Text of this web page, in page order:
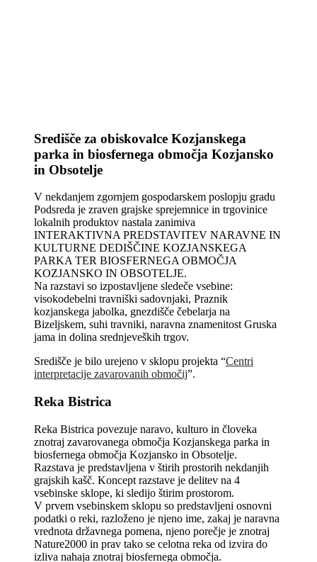
Središče za obiskovalce Kozjanskega
parka in biosfernega območja Kozjansko
in Obsotelje
V nekdanjem zgornjem gospodarskem poslopju gradu
Podsreda je zraven grajske sprejemnice in trgovinice
lokalnih produktov nastala zanimiva
INTERAKTIVNA PREDSTAVITEV NARAVNE IN
KULTURNE DEDIŠČINE KOZJANSKEGA
PARKA TER BIOSFERNEGA OBMOČJA
KOZJANSKO IN OBSOTELJE.
Na razstavi so izpostavljene sledeče vsebine:
visokodebelni travniški sadovnjaki, Praznik
kozjanskega jabolka, gnezdišče čebelarja na
Bizeljskem, suhi travniki, naravna znamenitost Gruska
jama in dolina srednjeveških trgov.
Središče je bilo urejeno v sklopu projekta “Centri
interpretacije zavarovanih območij”.
Reka Bistrica
Reka Bistrica povezuje naravo, kulturo in človeka
znotraj zavarovanega območja Kozjanskega parka in
biosfernega območja Kozjansko in Obsotelje.
Razstava je predstavljena v štirih prostorih nekdanjih
grajskih kašč. Koncept razstave je delitev na 4
vsebinske sklope, ki sledijo štirim prostorom.
V prvem vsebinskem sklopu so predstavljeni osnovni
podatki o reki, razloženo je njeno ime, zakaj je naravna
vrednota državnega pomena, njeno porečje je znotraj
Nature2000 in prav tako se celotna reka od izvira do
izliva nahaja znotraj biosfernega območja.